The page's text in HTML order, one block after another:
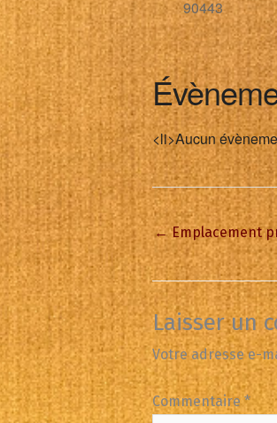
90443
<li>Aucun
←Emplacement
Laisser un
Votre adresse e-
Commentaire*